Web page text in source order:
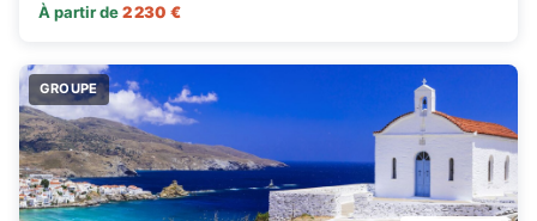
À partir de2 230 €
GROUPE